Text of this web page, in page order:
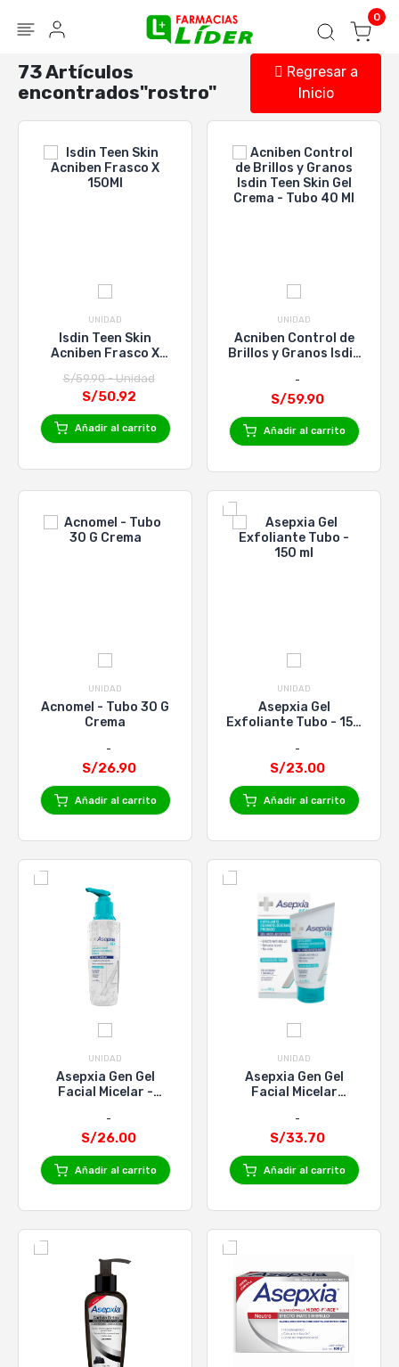
Seguir mi pedido 0
73 Artículos
encontrados"rostro"
Regresar a
Inicio
UNIDAD
Isdin Teen Skin
Acniben Frasco X
S/59.90 - Unidad
S/50.92
Añadir al carrito
UNIDAD
Acniben Control de
Brillos y Granos Isdin
Tubo 40 Ml
S/59.90
Añadir al carrito
UNIDAD
Acnomel - Tubo 30 G
Crema
S/26.90
Añadir al carrito
UNIDAD
Asepxia Gel
Exfoliante Tubo - 150
S/23.00
Añadir al carrito
UNIDAD
Asepxia Gen Gel
Facial Micelar -
S/26.00
Añadir al carrito
UNIDAD
Asepxia Gen Gel
Facial Micelar
S/33.70
Añadir al carrito